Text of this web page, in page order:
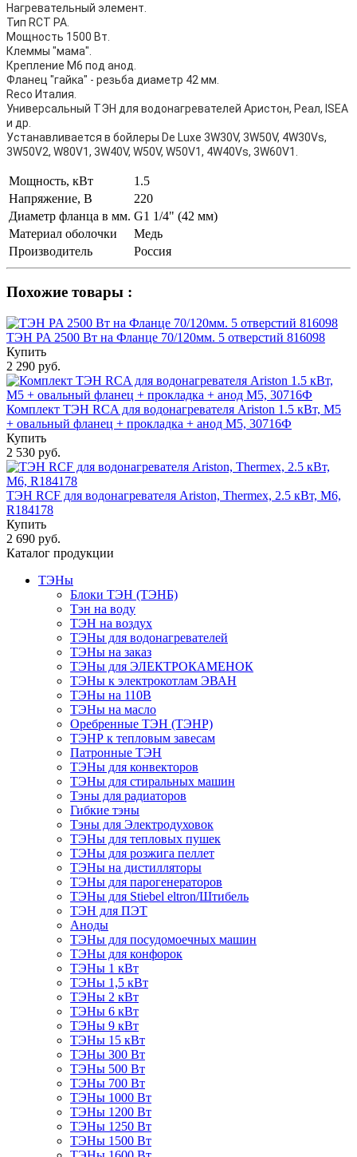
Нагревательный элемент.
Тип RCT PA.
Мощность 1500 Вт.
Клеммы "мама".
Крепление M6 под анод.
Фланец "гайка" - резьба диаметр 42 мм.
Reco Италия.
Универсальный ТЭН для водонагревателей Аристон, Реал, ISEA
и др.
Устанавливается в бойлеры De Luxe 3W30V, 3W50V, 4W30Vs,
3W50V2, W80V1, 3W40V, W50V, W50V1, 4W40Vs, 3W60V1.
Мощность, кВт
1.5
Напряжение, В
220
Диаметр фланца в мм. G1 1/4" (42 мм)
Материал оболочки
Медь
Производитель
Россия
Похожие товары :
ТЭН PA 2500 Вт на Фланце 70/120мм. 5 отверстий 816098
Купить
2 290 руб.
Комплект ТЭН RCA для водонагревателя Ariston 1.5 кВт, М5
+ овальный фланец + прокладка + анод М5, 30716Ф
Купить
2 530 руб.
ТЭН RCF для водонагревателя Ariston, Thermex, 2.5 кВт, М6,
R184178
Купить
2 690 руб.
Каталог продукции
ТЭНы
Блоки ТЭН (ТЭНБ)
Тэн на воду
ТЭН на воздух
ТЭНы для водонагревателей
ТЭНы на заказ
ТЭНы для ЭЛЕКТРОКАМЕНОК
ТЭНы к электрокотлам ЭВАН
ТЭНы на 110В
ТЭНы на масло
Оребренные ТЭН (ТЭНР)
ТЭНР к тепловым завесам
Патронные ТЭН
ТЭНы для конвекторов
ТЭНы для стиральных машин
Тэны для радиаторов
Гибкие тэны
Тэны для Электродуховок
ТЭНы для тепловых пушек
ТЭНы для розжига пеллет
ТЭНы на дистилляторы
ТЭНы для парогенераторов
ТЭНы для Stiebel eltron/Штибель
ТЭН для ПЭТ
Аноды
ТЭНы для посудомоечных машин
ТЭНы для конфорок
ТЭНы 1 кВт
ТЭНы 1,5 кВт
ТЭНы 2 кВт
ТЭНы 6 кВт
ТЭНы 9 кВт
ТЭНы 15 кВт
ТЭНы 300 Вт
ТЭНы 500 Вт
ТЭНы 700 Вт
ТЭНы 1000 Вт
ТЭНы 1200 Вт
ТЭНы 1250 Вт
ТЭНы 1500 Вт